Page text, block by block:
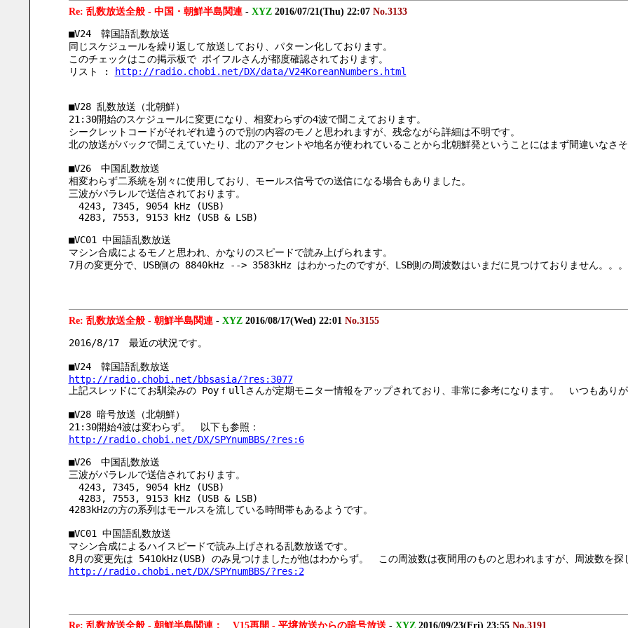
Re: 乱数放送全般 - 中国・朝鮮半島関連- XYZ 2016/07/21(Thu) 22:07 No.3133
■V24　韓国語乱数放送
同じスケジュールを繰り返して放送しており、パターン化しております。
このチェックはこの掲示板で ポイフルさんが都度確認されております。
リスト :
http://radio.chobi.net/DX/data/V24KoreanNumbers.html
■V28 乱数放送（北朝鮮）
21:30開始のスケジュールに変更になり、相変わらずの4波で聞こえております。
シークレットコードがそれぞれ違うので別の内容のモノと思われますが、残念ながら詳細は不明です。
北の放送がバックで聞こえていたり、北のアクセントや地名が使われていることから北朝鮮発ということにはまず間違いなさ
■V26　中国乱数放送
相変わらず二系統を別々に使用しており、モールス信号での送信になる場合もありました。
三波がパラレルで送信されております。
4243, 7345, 9054 kHz (USB)
4283, 7553, 9153 kHz (USB & LSB)
■VC01 中国語乱数放送
マシン合成によるモノと思われ、かなりのスピードで読み上げられます。
7月の変更分で、USB側の 8840kHz --> 3583kHz はわかったのですが、LSB側の周波数はいまだに見つけておりません。。。
Re: 乱数放送全般 - 朝鮮半島関連- XYZ 2016/08/17(Wed) 22:01 No.3155
2016/8/17　最近の状況です。
■V24　韓国語乱数放送
http://radio.chobi.net/bbsasia/?res:3077
上記スレッドにてお馴染みの Poyｆullさんが定期モニター情報をアップされており、非常に参考になります。　いつもあり
■V28 暗号放送（北朝鮮）
21:30開始4波は変わらず。　以下も参照：
http://radio.chobi.net/DX/SPYnumBBS/?res:6
■V26　中国乱数放送
三波がパラレルで送信されております。
4243, 7345, 9054 kHz (USB)
4283, 7553, 9153 kHz (USB & LSB)
4283kHzの方の系列はモールスを流している時間帯もあるようです。
■VC01 中国語乱数放送
マシン合成によるハイスピードで読み上げされる乱数放送です。
8月の変更先は 5410kHz(USB) のみ見つけましたが他はわからず。　この周波数は夜間用のものと思われますが、周波数を
http://radio.chobi.net/DX/SPYnumBBS/?res:2
Re: 乱数放送全般 - 朝鮮半島関連： V15再開 - 平壌放送からの暗号放送- XYZ 2016/09/23(Fri) 23:55 No.3191